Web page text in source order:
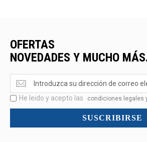
OFERTAS
NOVEDADES Y MUCHO
Ofertas
<br>Novedades
y
mucho
He leido y acepto las condiciones legales
SUSCRIBIRSE